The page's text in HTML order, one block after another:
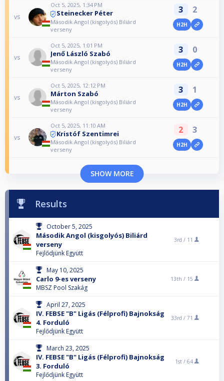
vs
Oct 5, 2025, 1:34 PM
Steinecker Péter
Második Angol (kisgolyós) Biliárd
verseny
3 2
H2H
vs
Oct 5, 2025, 1:01 PM
Jenő László Szabó
Második Angol (kisgolyós) Biliárd
verseny
3 0
H2H
vs
Oct 5, 2025, 12:12 PM
Márton Szabó
Második Angol (kisgolyós) Biliárd
verseny
3 1
H2H
vs
Oct 5, 2025, 11:10 AM
Kristóf Szentimrei
Második Angol (kisgolyós) Biliárd
verseny
2 3
H2H
SHOW MORE
Results
October 5, 2025
Második Angol (kisgolyós) Biliárd
verseny
Fejlődjünk Együtt
3rd / 11
May 10, 2025
Carlo 9-es verseny
MBSZ Pool Szakág
13th / 15
April 27, 2025
IV. FEBSE "B" Ligás (Félprofi) Bajnokság
4. Forduló
Fejlődjünk Együtt
33rd / 71
March 23, 2025
IV. FEBSE "B" Ligás (Félprofi) Bajnokság
3. Forduló
Fejlődjünk Együtt
1st / 64